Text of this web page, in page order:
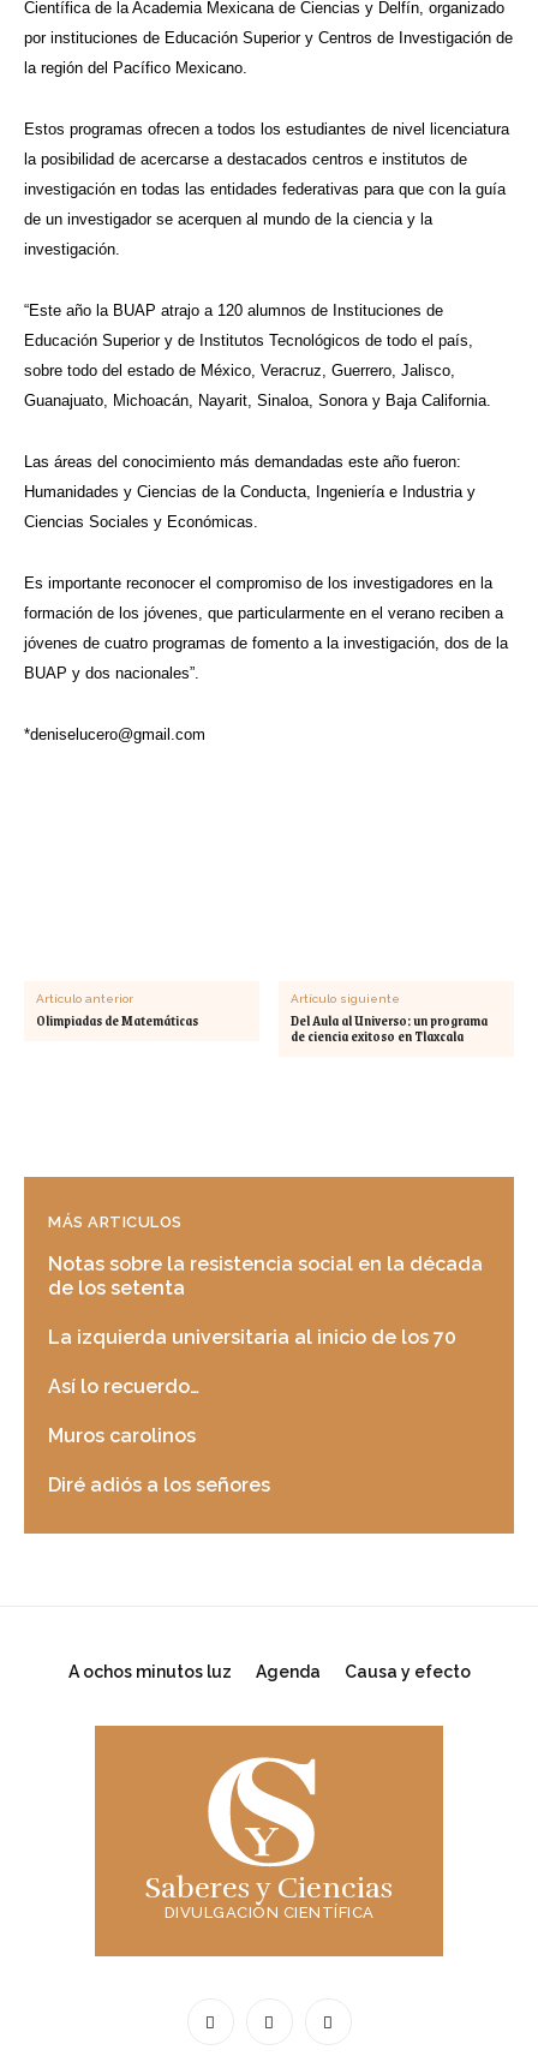
Científica de la Academia Mexicana de Ciencias y Delfín, organizado
por instituciones de Educación Superior y Centros de Investigación de
la región del Pacífico Mexicano.
Estos programas ofrecen a todos los estudiantes de nivel licenciatura
la posibilidad de acercarse a destacados centros e institutos de
investigación en todas las entidades federativas para que con la guía
de un investigador se acerquen al mundo de la ciencia y la
investigación.
“Este año la BUAP atrajo a 120 alumnos de Instituciones de
Educación Superior y de Institutos Tecnológicos de todo el país,
sobre todo del estado de México, Veracruz, Guerrero, Jalisco,
Guanajuato, Michoacán, Nayarit, Sinaloa, Sonora y Baja California.
Las áreas del conocimiento más demandadas este año fueron:
Humanidades y Ciencias de la Conducta, Ingeniería e Industria y
Ciencias Sociales y Económicas.
Es importante reconocer el compromiso de los investigadores en la
formación de los jóvenes, que particularmente en el verano reciben a
jóvenes de cuatro programas de fomento a la investigación, dos de la
BUAP y dos nacionales”.
*deniselucero@gmail.com
Artículo anterior
Olimpiadas de Matemáticas
Artículo siguiente
Del Aula al Universo: un programa
de ciencia exitoso en Tlaxcala
MÁS ARTICULOS
Notas sobre la resistencia social en la década
de los setenta
La izquierda universitaria al inicio de los 70
Así lo recuerdo…
Muros carolinos
Diré adiós a los señores
A ochos minutos luz Agenda Causa y efecto
Saberes y Ciencias
DIVULGACIÓN CIENTÍFICA